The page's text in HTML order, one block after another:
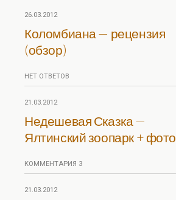
26.03.2012
Коломбиана — рецензия
(обзор)
НЕТ ОТВЕТОВ
21.03.2012
Недешевая Сказка —
Ялтинский зоопарк + фото
КОММЕНТАРИЯ 3
21.03.2012